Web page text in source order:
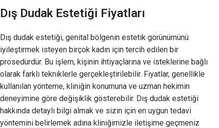
Dış Dudak Estetiği Fiyatları
Dış dudak estetiği, genital bölgenin estetik görünümünü
iyileştirmek isteyen birçok kadın için tercih edilen bir
prosedürdür. Bu işlem, kişinin ihtiyaçlarına ve isteklerine bağlı
olarak farklı tekniklerle gerçekleştirilebilir. Fiyatlar, genellikle
kullanılan yönteme, kliniğin konumuna ve uzman hekimin
deneyimine göre değişiklik gösterebilir. Dış dudak estetiği
hakkında detaylı bilgi almak ve sizin için en uygun tedavi
yöntemini belirlemek adına kliniğimizle iletişime geçmeniz